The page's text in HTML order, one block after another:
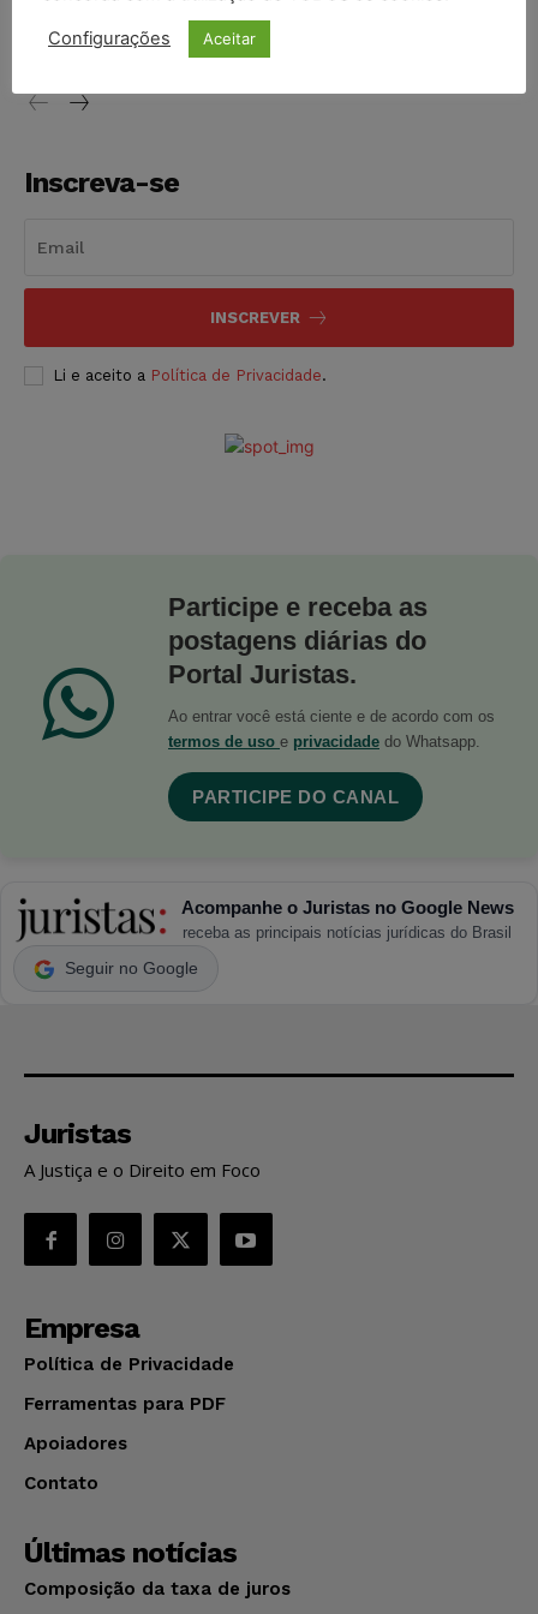
vendia canetas emagrecedoras no local de trabalho
NOTÍCIAS 07/08/2026
Inscreva-se
INSCREVER
Li e aceito a Política de Privacidade.
Participe e receba as
postagens diárias do
Portal Juristas.
Ao entrar você está ciente e de acordo com os
termos de uso e privacidade do Whatsapp.
PARTICIPE DO CANAL
Acompanhe o Juristas no Google News
receba as principais notícias jurídicas do Brasil
Seguir no Google
Juristas
A Justiça e o Direito em Foco
Empresa
Política de Privacidade
Ferramentas para PDF
Apoiadores
Contato
Últimas notícias
Composição da taxa de juros
Configurações Aceitar